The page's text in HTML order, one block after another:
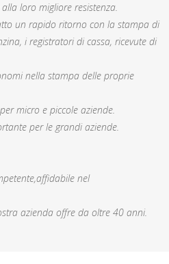
loro migliore resistenza.
un rapido ritorno con la stampa di
i registratori di cassa, ricevute di
nella stampa delle proprie
micro e piccole aziende.
per le grandi aziende.
nel
azienda offre da oltre 40 anni.